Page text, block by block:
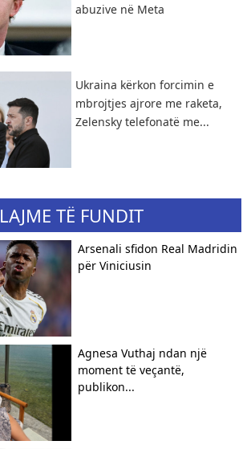
abuzive në Meta
Ukraina kërkon forcimin e
mbrojtjes ajrore me raketa,
Zelensky telefonatë me...
LAJME TË FUNDIT
​Arsenali sfidon Real Madridin
për Viniciusin
Agnesa Vuthaj ndan një
moment të veçantë,
publikon...